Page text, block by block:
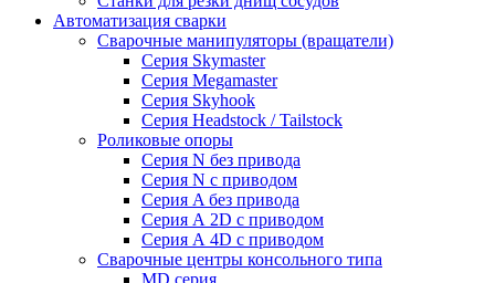
Автоматизация сварки
Сварочные манипуляторы (вращатели)
Серия Skymaster
Серия Megamaster
Серия Skyhook
Серия Headstock / Tailstock
Роликовые опоры
Серия N без привода
Серия N с приводом
Серия A без привода
Серия А 2D с приводом
Серия А 4D с приводом
Сварочные центры консольного типа
MD серия